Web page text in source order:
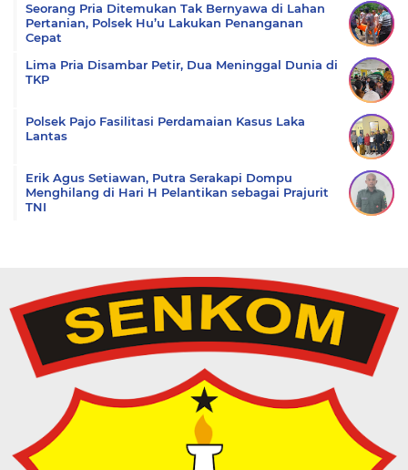
Seorang Pria Ditemukan Tak Bernyawa di Lahan
Pertanian, Polsek Hu’u Lakukan Penanganan
Cepat
Lima Pria Disambar Petir, Dua Meninggal Dunia di
TKP
Polsek Pajo Fasilitasi Perdamaian Kasus Laka
Lantas
Erik Agus Setiawan, Putra Serakapi Dompu
Menghilang di Hari H Pelantikan sebagai Prajurit
TNI